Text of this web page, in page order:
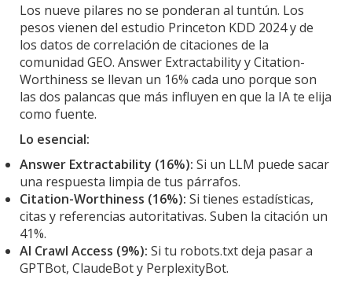
Los nueve pilares no se ponderan al tuntún. Los
pesos vienen del estudio Princeton KDD 2024 y de
los datos de correlación de citaciones de la
comunidad GEO. Answer Extractability y Citation-
Worthiness se llevan un 16% cada uno porque son
las dos palancas que más influyen en que la IA te elija
como fuente.
Lo esencial:
Answer Extractability (16%): Si un LLM puede sacar
una respuesta limpia de tus párrafos.
Citation-Worthiness (16%): Si tienes estadísticas,
citas y referencias autoritativas. Suben la citación un
41%.
AI Crawl Access (9%): Si tu robots.txt deja pasar a
GPTBot, ClaudeBot y PerplexityBot.